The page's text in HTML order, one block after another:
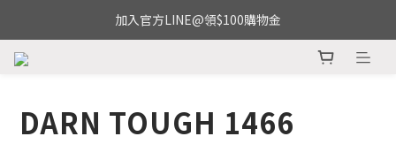
加入官方LINE@領$100購物金
DARN TOUGH 1466